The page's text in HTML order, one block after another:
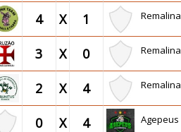
4 X 1 Remalina
3 X 0 Remalina
2 X 4 Remalina
0 X 4 Agepeus